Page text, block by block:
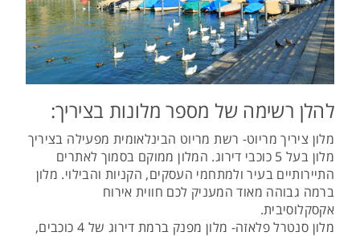
להלן רשימה של מספר מלונות בציריך:
מלון ציריך מריוט- רשת מריוט הבינלאומית מפעילה בציריך
מלון בעל 5 כוכבי דירוג. המלון ממוקם בסמוך לאתרים
התיירותיים בעיר ולמתחמי העסקים, הקניות והבילוי. מלון
ברמה גבוהה מאוד המעניק לכם חווית אירוח
אקסקלוסיבית.
מלון סנטרל פלאזה- מלון מפנק ברמת דירוג של 4 כוכבים,